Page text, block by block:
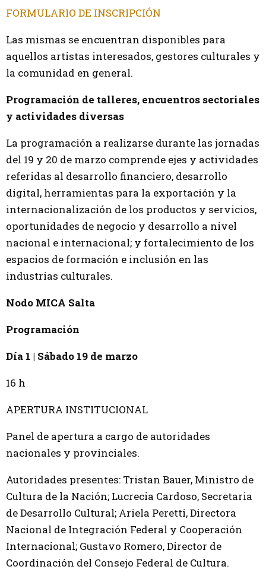
FORMULARIO DE INSCRIPCIÓN
Las mismas se encuentran disponibles para
aquellos artistas interesados, gestores culturales y
la comunidad en general.
Programación de talleres, encuentros sectoriales
y actividades diversas
La programación a realizarse durante las jornadas
del 19 y 20 de marzo comprende ejes y actividades
referidas al desarrollo financiero, desarrollo
digital, herramientas para la exportación y la
internacionalización de los productos y servicios,
oportunidades de negocio y desarrollo a nivel
nacional e internacional; y fortalecimiento de los
espacios de formación e inclusión en las
industrias culturales.
Nodo MICA Salta
Programación
Día 1 | Sábado 19 de marzo
16 h
APERTURA INSTITUCIONAL
Panel de apertura a cargo de autoridades
nacionales y provinciales.
Autoridades presentes: Tristan Bauer, Ministro de
Cultura de la Nación; Lucrecia Cardoso, Secretaria
de Desarrollo Cultural; Ariela Peretti, Directora
Nacional de Integración Federal y Cooperación
Internacional; Gustavo Romero, Director de
Coordinación del Consejo Federal de Cultura.